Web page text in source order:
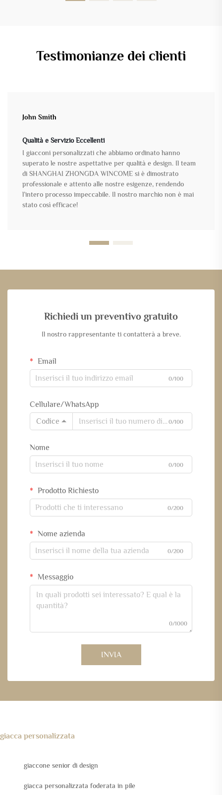
Testimonianze dei clienti
John Smith
Qualità e Servizio Eccellenti
I giacconi personalizzati che abbiamo ordinato hanno
superato le nostre aspettative per qualità e design. Il team
di SHANGHAI ZHONGDA WINCOME si è dimostrato
professionale e attento alle nostre esigenze, rendendo
l’intero processo impeccabile. Il nostro marchio non è mai
stato così efficace!
Richiedi un preventivo gratuito
Il nostro rappresentante ti contatterà a breve.
Email
0/100
Cellulare/WhatsApp
Codice
0/100
Nome
0/100
Prodotto Richiesto
0/200
Nome azienda
0/200
Messaggio
0/1000
INVIA
giacca personalizzata
giaccone senior di design
giacca personalizzata foderata in pile